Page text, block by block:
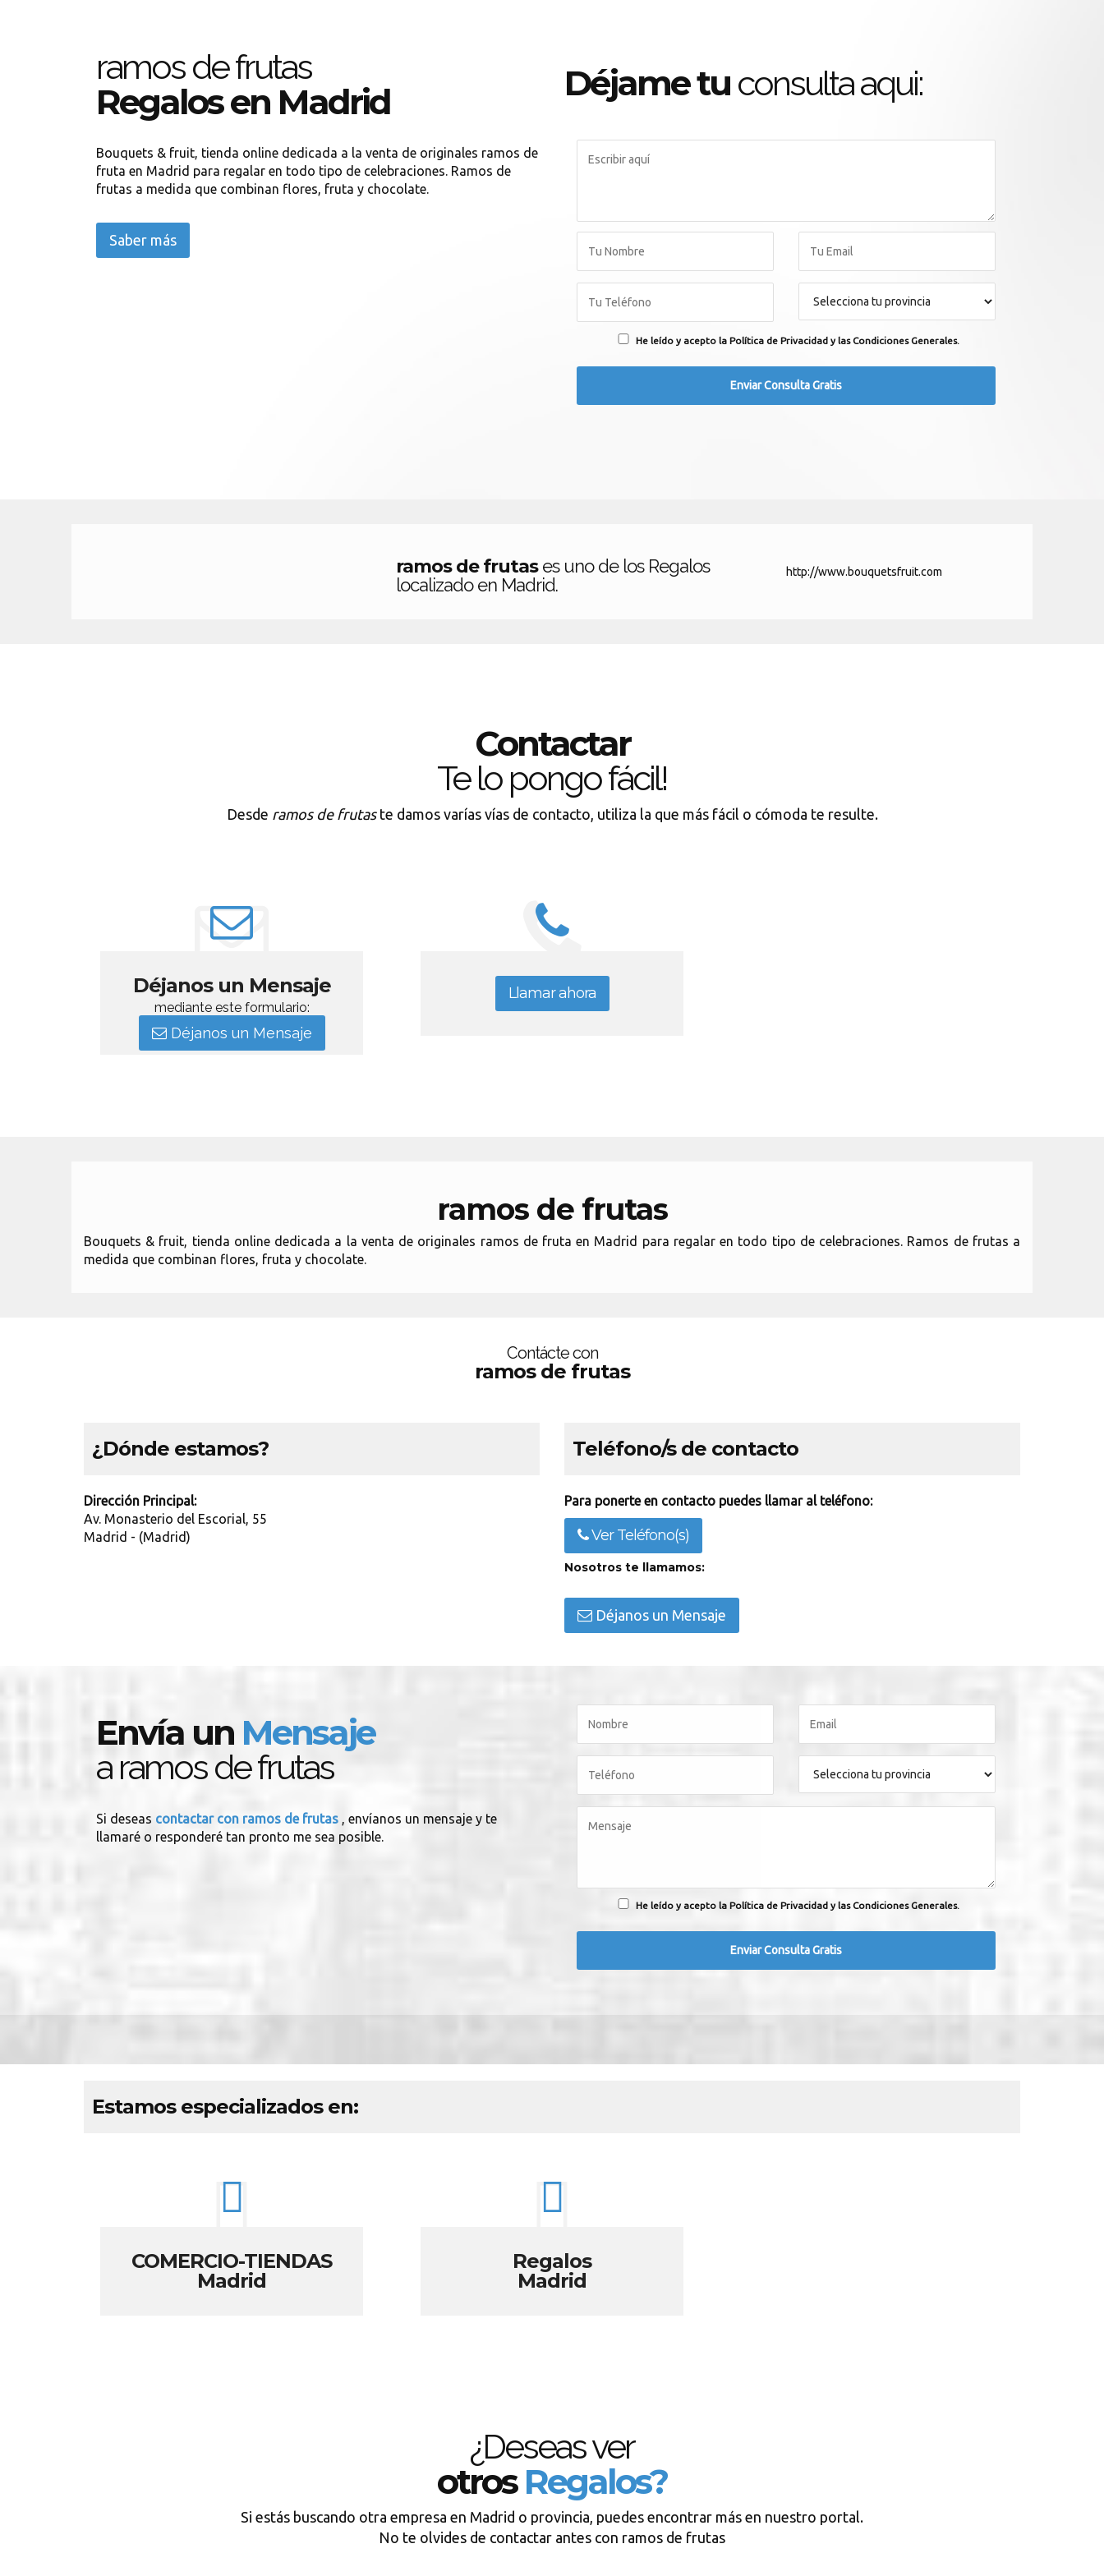
ramos de frutas
Regalos en Madrid
Bouquets & fruit, tienda online dedicada a la venta de originales ramos de
fruta en Madrid para regalar en todo tipo de celebraciones. Ramos de
frutas a medida que combinan flores, fruta y chocolate.
Saber más
Déjame tu consulta aqui:
He leído y acepto la Política de Privacidad y las Condiciones Generales.
ramos de frutases uno de los Regalos
localizado en Madrid.
http://www.bouquetsfruit.com
Contactar
Te lo pongo fácil!
Desde ramos de frutaste damos varías vías de contacto, utiliza la que más fácil o cómoda te resulte.
Déjanos un Mensaje
mediante este formulario:
Déjanos un Mensaje
Llamar ahora
ramos de frutas
Bouquets & fruit, tienda online dedicada a la venta de originales ramos de fruta en Madrid para regalar en todo tipo de celebraciones. Ramos de frutas a
medida que combinan flores, fruta y chocolate.
Contácte con
ramos de frutas
¿Dónde estamos?
Dirección Principal:
Av. Monasterio del Escorial, 55
Madrid - (Madrid)
Teléfono/s de contacto
Para ponerte en contacto puedes llamar al teléfono:
Ver Teléfono(s)
Nosotros te llamamos:
Déjanos un Mensaje
Envía un Mensaje
a ramos de frutas
Si deseas contactar con ramos de frutas , envíanos un mensaje y te
llamaré o responderé tan pronto me sea posible.
He leído y acepto la Política de Privacidad y las Condiciones Generales.
Estamos especializados en:
COMERCIO-TIENDAS
Madrid
Regalos
Madrid
¿Deseas ver
otrosRegalos?
Si estás buscando otra empresa en Madrid o provincia, puedes encontrar más en nuestro portal.
No te olvides de contactar antes con ramos de frutas